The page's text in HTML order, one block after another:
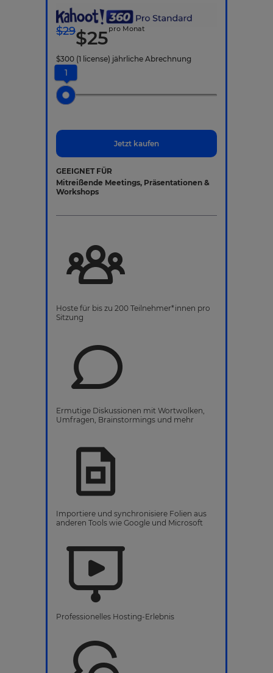
$29$25pro Monat
$300 (1 license) jährliche Abrechnung
1
Jetzt kaufen
GEEIGNET FÜR
Mitreißende Meetings, Präsentationen &
Workshops
Hoste für bis zu 200 Teilnehmer*innen pro
Sitzung
Ermutige Diskussionen mit Wortwolken,
Umfragen, Brainstormings und mehr
Importiere und synchronisiere Folien aus
anderen Tools wie Google und Microsoft
Professionelles Hosting-Erlebnis